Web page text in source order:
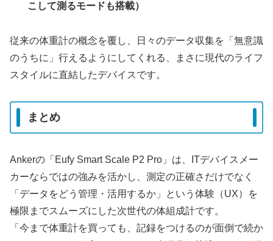
こして測るモードも搭載）
従来の体重計の概念を覆し、日々のデータ収集を「無意識
のうちに」行えるようにしてくれる、まさに現代のライフ
スタイルに直結したデバイスです。
まとめ
Ankerの「Eufy Smart Scale P2 Pro」は、ITデバイスメー
カーならではの強みを活かし、測定の正確さだけでなく
「データをどう管理・活用するか」という体験（UX）を
極限までスムーズにした次世代の体組成計です。
「今まで体重計を買っても、記録をつけるのが面倒で続か